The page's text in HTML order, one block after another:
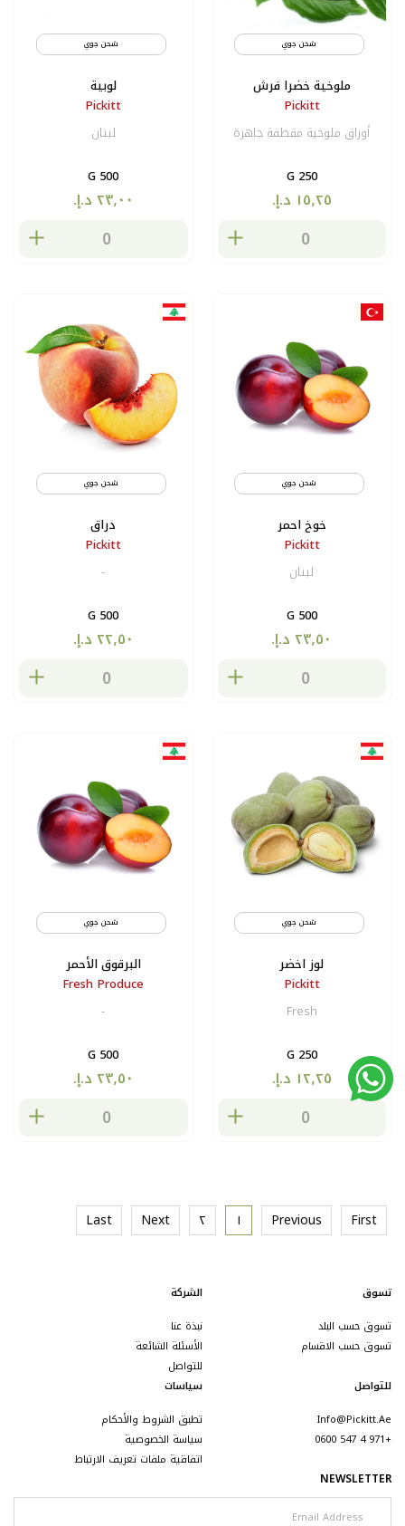
شحن جوي
ملوخية خضرا فرش
Pickitt
أوراق ملوخية مقطفة جاهزة
250 G
شحن جوي
لوبية
Pickitt
لبنان
500 G
شحن جوي
خوخ احمر
Pickitt
لبنان
500 G
شحن جوي
دراق
Pickitt
-
500 G
شحن جوي
لوز اخضر
Pickitt
Fresh
250 G
شحن جوي
البرقوق الأحمر
Fresh Produce
-
500 G
First
Previous ١ ٢ Next
Last
تسوق
تسوق حسب البلد
تسوق حسب الاقسام
الشركة
نبذة عنا
الأسئلة الشائعة
للتواصل
للتواصل
Info@pickitt.ae
+971 4 547 0600
سياسات
تطبق الشروط والأحكام
سياسة الخصوصية
اتفاقية ملفات تعريف الارتباط
NEWSLETTER